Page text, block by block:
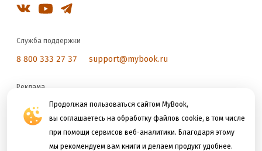
Продолжая пользоваться сайтом MyBook,
вы соглашаетесь на обработку файлов cookie, в том числе
при помощи сервисов веб-аналитики. Благодаря этому
мы рекомендуем вам книги и делаем продукт удобнее.
Служба поддержки
8 800 333 27 37 support@mybook.ru
Реклама
reklama@litres.ru
Мы принимаем к оплате